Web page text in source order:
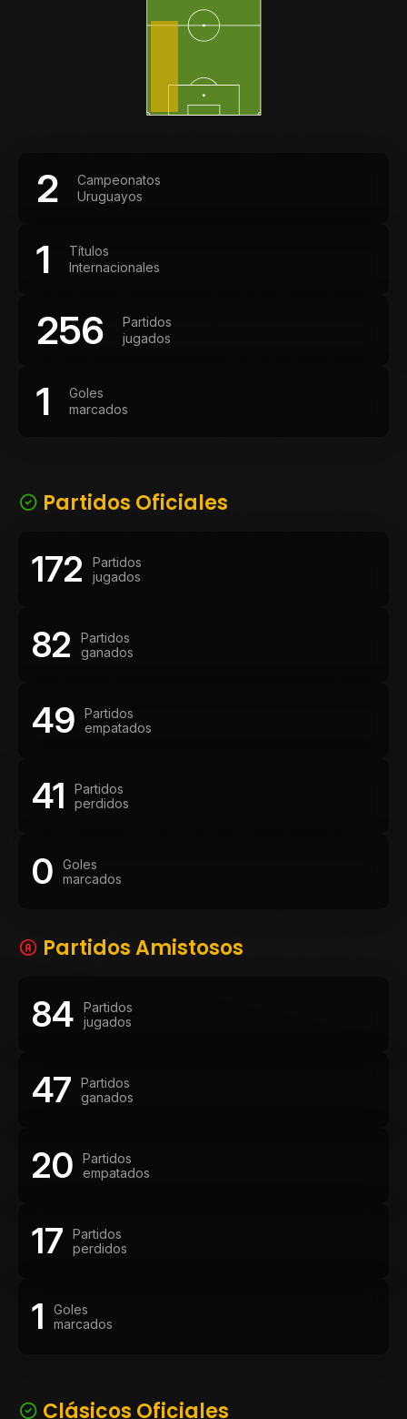
2
Campeonatos
Uruguayos
1
Títulos
Internacionales
256
Partidos
jugados
1
Goles
marcados
Partidos Oficiales
172
Partidos
jugados
82
Partidos
ganados
49
Partidos
empatados
41
Partidos
perdidos
0
Goles
marcados
Partidos Amistosos
84
Partidos
jugados
47
Partidos
ganados
20
Partidos
empatados
17
Partidos
perdidos
1
Goles
marcados
Clásicos Oficiales